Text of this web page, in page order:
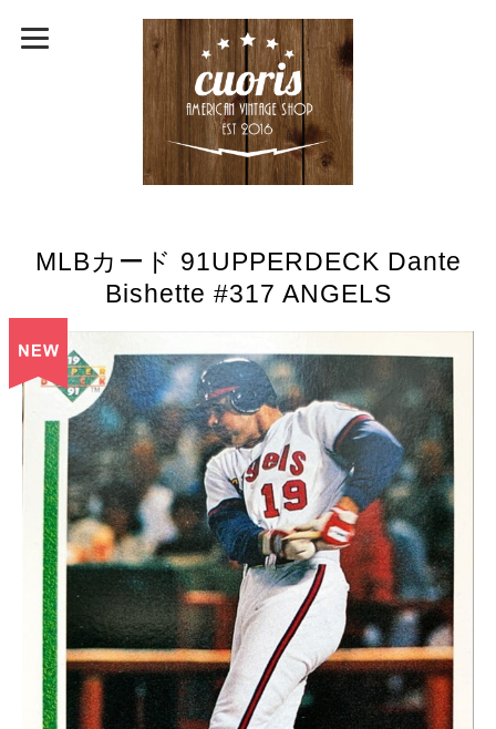
MLBカード 91UPPERDECK Dante
Bishette #317 ANGELS